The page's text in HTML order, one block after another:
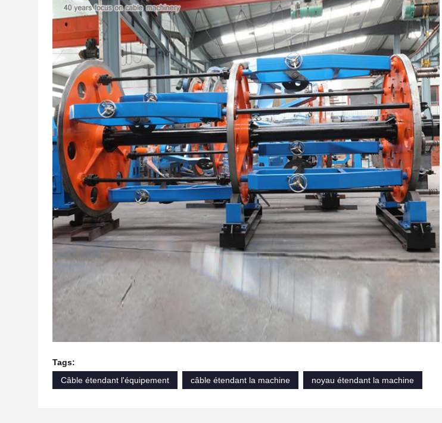
Tags:
Câble étendant l'équipement
câble étendant la machine noyau étendant la machine